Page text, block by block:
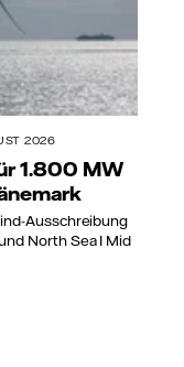
2026
1.800 MW
Ausschreibung
North Sea I Mid